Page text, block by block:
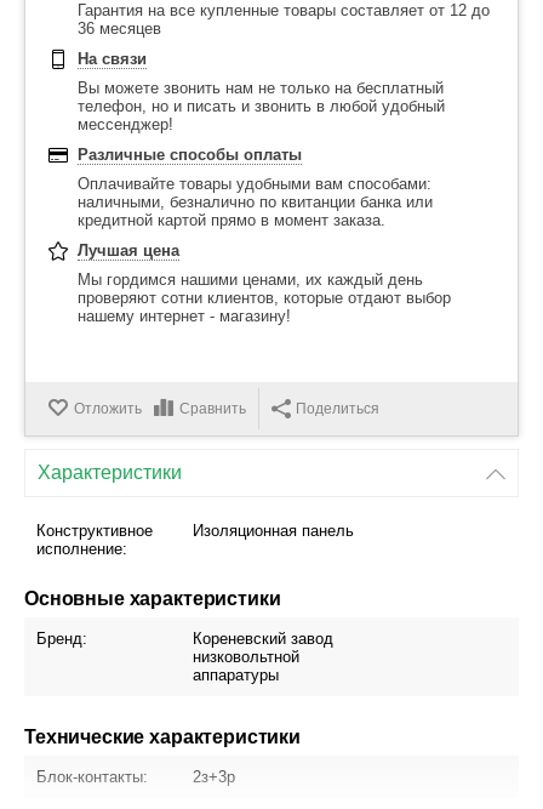
Гарантия на все купленные товары составляет от 12 до
36 месяцев
На связи
Вы можете звонить нам не только на бесплатный
телефон, но и писать и звонить в любой удобный
мессенджер!
Различные способы оплаты
Оплачивайте товары удобными вам способами:
наличными, безналично по квитанции банка или
кредитной картой прямо в момент заказа.
Лучшая цена
Мы гордимся нашими ценами, их каждый день
проверяют сотни клиентов, которые отдают выбор
нашему интернет - магазину!
Отложить Сравнить Поделиться
Характеристики
Конструктивное
исполнение:
Изоляционная панель
Основные характеристики
Бренд:
Кореневский завод
низковольтной
аппаратуры
Технические характеристики
Блок-контакты: 2з+3р